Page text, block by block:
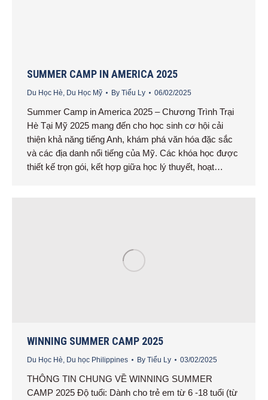
SUMMER CAMP IN AMERICA 2025
Du Học Hè Du Học Mỹ By Tiểu Ly 06/02/2025
Summer Camp in America 2025 – Chương Trình Trại
Hè Tại Mỹ 2025 mang đến cho học sinh cơ hội cải
thiện khả năng tiếng Anh, khám phá văn hóa đặc sắc
và các địa danh nổi tiếng của Mỹ. Các khóa học được
thiết kế trọn gói, kết hợp giữa học lý thuyết, hoạt…
WINNING SUMMER CAMP 2025
Du Học Hè Du học Philippines By Tiểu Ly 03/02/2025
THÔNG TIN CHUNG VỀ WINNING SUMMER
CAMP 2025 Độ tuổi: Dành cho trẻ em từ 6 -18 tuổi (từ